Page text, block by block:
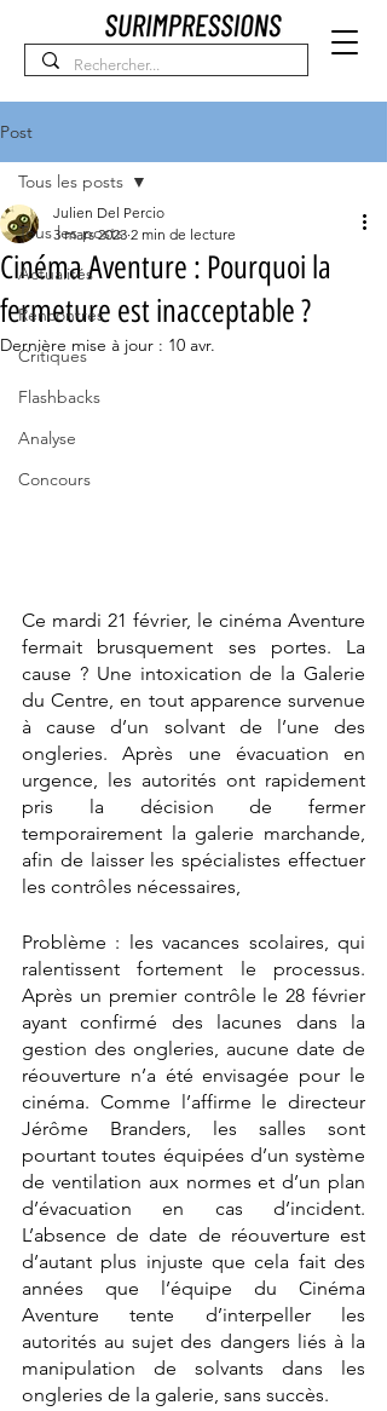
Post
Tous les posts
Actualités
Rencontres
Critiques
Flashbacks
Analyse
Concours
Tous les posts
Cinéma Aventure : Pourquoi la
fermeture est inacceptable ?
Julien Del Percio
3 mars 2023 2 min de lecture
Dernière mise à jour : 10 avr.
Ce mardi 21 février, le cinéma Aventure
fermait brusquement ses portes. La
cause ? Une intoxication de la Galerie
du Centre, en tout apparence survenue
à cause d’un solvant de l’une des
ongleries. Après une évacuation en
urgence, les autorités ont rapidement
pris la décision de fermer
temporairement la galerie marchande,
afin de laisser les spécialistes effectuer
les contrôles nécessaires,
Problème : les vacances scolaires, qui
ralentissent fortement le processus.
Après un premier contrôle le 28 février
ayant confirmé des lacunes dans la
gestion des ongleries, aucune date de
réouverture n’a été envisagée pour le
cinéma. Comme l’affirme le directeur
Jérôme Branders, les salles sont
pourtant toutes équipées d’un système
de ventilation aux normes et d’un plan
d’évacuation en cas d’incident.
L’absence de date de réouverture est
d’autant plus injuste que cela fait des
années que l’équipe du Cinéma
Aventure tente d’interpeller les
autorités au sujet des dangers liés à la
manipulation de solvants dans les
ongleries de la galerie, sans succès.